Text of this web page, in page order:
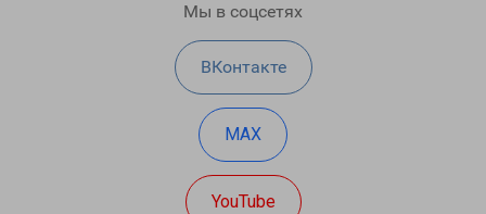
Мы в соцсетях
ВКонтакте
MAX
YouTube